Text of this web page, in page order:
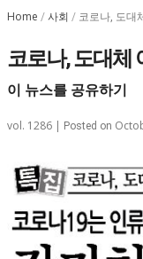
Home / 사회 / 코로나, 도대
코로나, 도대체
이 뉴스를 공유하기
vol. 1286 | Posted on